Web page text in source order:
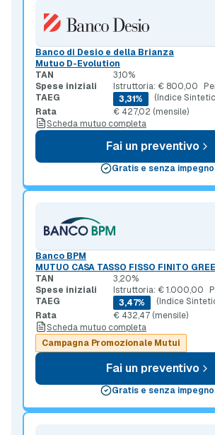
Banco di Desio e della Brianza
Mutuo D-Evolution
TAN
3,10%
Spese iniziali
Istruttoria: € 800,00
TAEG
3,31%
(Indice
Rata
€ 427,02 (mensile)
Scheda mutuo completa
Fai un preventivo
Gratis e senza
Banco BPM
MUTUO CASA TASSO FISSO FINITO
TAN
3,20%
Spese iniziali
Istruttoria: € 1.000,00
TAEG
3,47%
(Indice
Rata
€ 432,47 (mensile)
Scheda mutuo completa
Campagna Promozionale Mutui
Fai un preventivo
Gratis e senza